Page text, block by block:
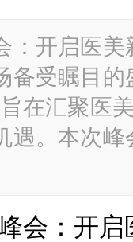
：开启医美
备受瞩目
在汇聚医
遇。本次
会：开启